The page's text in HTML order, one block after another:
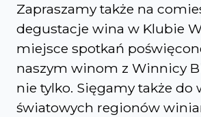
Zapraszamy także na
degustacje wina w Klubie
miejsce spotkań
naszym winom z Winnicy
nie tylko. Sięgamy także do
światowych regionów